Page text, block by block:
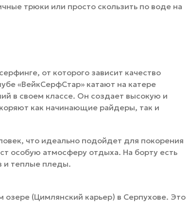
трюки или просто скользить по воде на
от которого зависит качество
«ВейкСерфСтар» катают на катере
в своем классе. Он создает высокую и
как начинающие райдеры, так и
что идеально подойдет для покорения
особую атмосферу отдыха. На борту есть
и теплые пледы.
озере (Цимлянский карьер) в Серпухове. Это